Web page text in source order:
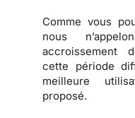
Comme vous
nous
accroissement
cette période
meilleure
proposé.